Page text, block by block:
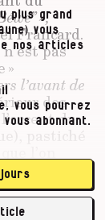
»,
Francard.
pas
»
l’avant de
des
du
pastiché
Béwé,
plus grand
vous
nos articles
vous pourrez
abonnant.